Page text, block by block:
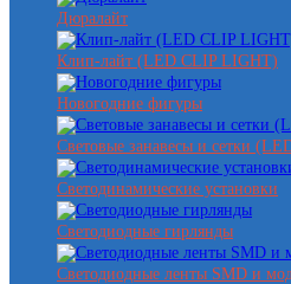
Дюралайт
Клип-лайт (LED CLIP LIGHT)
Новогодние фигуры
Световые занавесы и сетки
Светодинамические установки
Светодиодные гирлянды
Светодиодные ленты SMD и